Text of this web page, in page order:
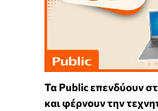
Τα Public επενδύουν
και φέρνουν την